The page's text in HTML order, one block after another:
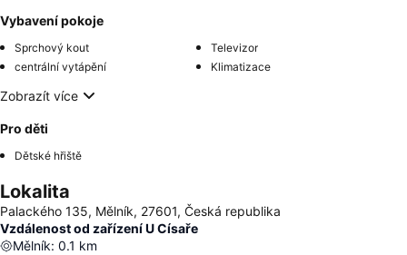
Vybavení pokoje
Sprchový kout
Televizor
centrální vytápění
Klimatizace
Zobrazít více
Pro děti
Dětské hřiště
Lokalita
Palackého 135, Mělník, 27601, Česká republika
Vzdálenost od zařízení U Císaře
Mělník: 0.1 km